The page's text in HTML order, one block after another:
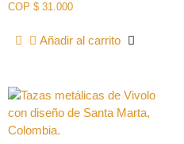
COP $ 31.000
Añadir al carrito